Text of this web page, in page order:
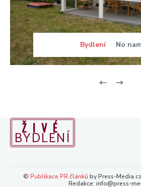
Bydlení No
ŽIVÉ
BYDLENÍ
© Publikace PR článků by Press-
Redakce: info@press-